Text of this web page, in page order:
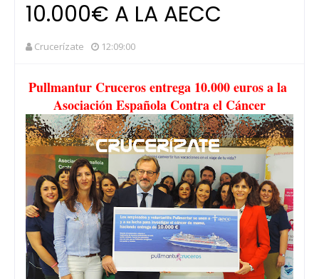
10.000€ A LA AECC
Crucerízate 12:09:00
Pullmantur Cruceros entrega 10.000 euros a la
Asociación Española Contra el Cáncer